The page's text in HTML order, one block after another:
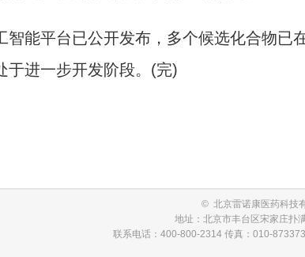
能平台已公开发布，多个候选化合物已
于进一步开发阶段。(完)
© 北京雷诺康医药科技
地址：北京市丰台区宋家庄扑
联系电话：400-800-2314 传真：010-